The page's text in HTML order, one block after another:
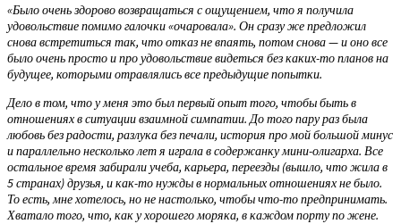
«Было очень здорово возвращаться с ощущением, что я получила
удовольствие помимо галочки «очаровала». Он сразу же предложил
снова встретиться так, что отказ не впаять, потом снова — и оно все
было очень просто и про удовольствие видеться без каких-то планов на
будущее, которыми отравлялись все предыдущие попытки.
Дело в том, что у меня это был первый опыт того, чтобы быть в
отношениях в ситуации взаимной симпатии. До того пару раз была
любовь без радости, разлука без печали, история про мой большой минус
и параллельно несколько лет я играла в содержанку мини-олигарха. Все
остальное время забирали учеба, карьера, переезды (вышло, что жила в
5 странах) друзья, и как-то нужды в нормальных отношениях не было.
То есть, мне хотелось, но не настолько, чтобы что-то предпринимать.
Хватало того, что, как у хорошего моряка, в каждом порту по жене.